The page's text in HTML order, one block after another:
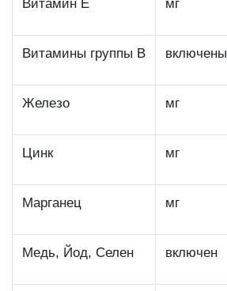
Витамин Е мг
Витамины группы В включены
Железо мг
Цинк мг
Марганец мг
Медь, Йод, Селен включен